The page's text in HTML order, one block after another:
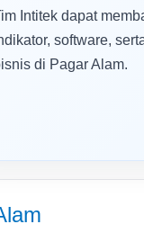
Intitek dapat
software,
di Pagar Alam.